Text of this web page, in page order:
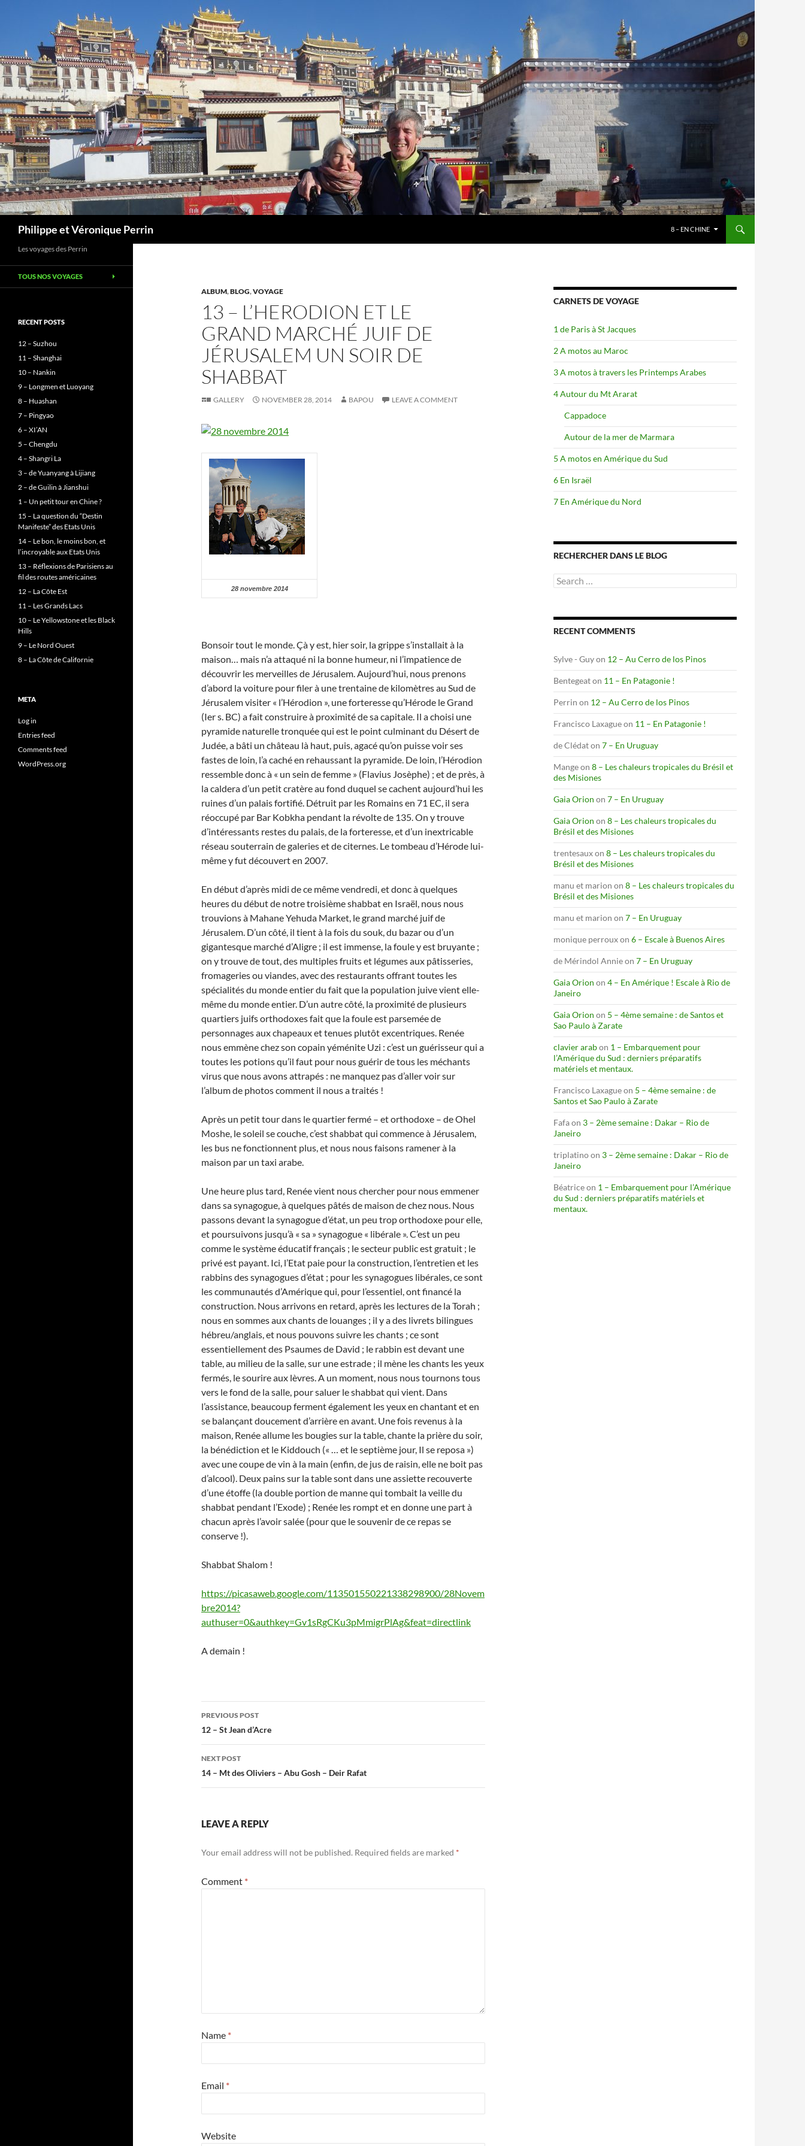
Philippe et Véronique Perrin 8 – EN CHINE
ALBUM,BLOG,VOYAGE
13 – L’HERODION ET LE
GRAND MARCHÉ JUIF DE
JÉRUSALEM UN SOIR DE
SHABBAT
GALLERY NOVEMBER 28, 2014 BAPOU LEAVE A COMMENT
28 novembre 2014
Bonsoir tout le monde. Çà y est, hier soir, la grippe s’installait à la
maison… mais n’a attaqué ni la bonne humeur, ni l’impatience de
découvrir les merveilles de Jérusalem. Aujourd’hui, nous prenons
d’abord la voiture pour filer à une trentaine de kilomètres au Sud de
Jérusalem visiter « l’Hérodion », une forteresse qu’Hérode le Grand
(Ier s. BC) a fait construire à proximité de sa capitale. Il a choisi une
pyramide naturelle tronquée qui est le point culminant du Désert de
Judée, a bâti un château là haut, puis, agacé qu’on puisse voir ses
fastes de loin, l’a caché en rehaussant la pyramide. De loin, l’Hérodion
ressemble donc à « un sein de femme » (Flavius Josèphe) ; et de près, à
la caldera d’un petit cratère au fond duquel se cachent aujourd’hui les
ruines d’un palais fortifié. Détruit par les Romains en 71 EC, il sera
réoccupé par Bar Kobkha pendant la révolte de 135. On y trouve
d’intéressants restes du palais, de la forteresse, et d’un inextricable
réseau souterrain de galeries et de citernes. Le tombeau d’Hérode lui-
même y fut découvert en 2007.
En début d’après midi de ce même vendredi, et donc à quelques
heures du début de notre troisième shabbat en Israël, nous nous
trouvions à Mahane Yehuda Market, le grand marché juif de
Jérusalem. D’un côté, il tient à la fois du souk, du bazar ou d’un
gigantesque marché d’Aligre ; il est immense, la foule y est bruyante ;
on y trouve de tout, des multiples fruits et légumes aux pâtisseries,
fromageries ou viandes, avec des restaurants offrant toutes les
spécialités du monde entier du fait que la population juive vient elle-
même du monde entier. D’un autre côté, la proximité de plusieurs
quartiers juifs orthodoxes fait que la foule est parsemée de
personnages aux chapeaux et tenues plutôt excentriques. Renée
nous emmène chez son copain yéménite Uzi : c’est un guérisseur qui a
toutes les potions qu’il faut pour nous guérir de tous les méchants
virus que nous avons attrapés : ne manquez pas d’aller voir sur
l’album de photos comment il nous a traités !
Après un petit tour dans le quartier fermé – et orthodoxe – de Ohel
Moshe, le soleil se couche, c’est shabbat qui commence à Jérusalem,
les bus ne fonctionnent plus, et nous nous faisons ramener à la
maison par un taxi arabe.
Une heure plus tard, Renée vient nous chercher pour nous emmener
dans sa synagogue, à quelques pâtés de maison de chez nous. Nous
passons devant la synagogue d’état, un peu trop orthodoxe pour elle,
et poursuivons jusqu’à « sa » synagogue « libérale ». C’est un peu
comme le système éducatif français ; le secteur public est gratuit ; le
privé est payant. Ici, l’Etat paie pour la construction, l’entretien et les
rabbins des synagogues d’état ; pour les synagogues libérales, ce sont
les communautés d’Amérique qui, pour l’essentiel, ont financé la
construction. Nous arrivons en retard, après les lectures de la Torah ;
nous en sommes aux chants de louanges ; il y a des livrets bilingues
hébreu/anglais, et nous pouvons suivre les chants ; ce sont
essentiellement des Psaumes de David ; le rabbin est devant une
table, au milieu de la salle, sur une estrade ; il mène les chants les yeux
fermés, le sourire aux lèvres. A un moment, nous nous tournons tous
vers le fond de la salle, pour saluer le shabbat qui vient. Dans
l’assistance, beaucoup ferment également les yeux en chantant et en
se balançant doucement d’arrière en avant. Une fois revenus à la
maison, Renée allume les bougies sur la table, chante la prière du soir,
la bénédiction et le Kiddouch (« … et le septième jour, Il se reposa »)
avec une coupe de vin à la main (enfin, de jus de raisin, elle ne boit pas
d’alcool). Deux pains sur la table sont dans une assiette recouverte
d’une étoffe (la double portion de manne qui tombait la veille du
shabbat pendant l’Exode) ; Renée les rompt et en donne une part à
chacun après l’avoir salée (pour que le souvenir de ce repas se
conserve !).
Shabbat Shalom !
https://picasaweb.google.com/113501550221338298900/28Novem
bre2014?
authuser=0&authkey=Gv1sRgCKu3pMmigrPlAg&feat=directlink
A demain !
Post
navigation
PREVIOUS POST
12 – St Jean d’Acre
NEXT POST
14 – Mt des Oliviers – Abu Gosh – Deir Rafat
LEAVE A REPLY
Your email address will not be published. Required fields are marked *
Comment *
Name *
Email *
Website
CARNETS DE VOYAGE
1 de Paris à St Jacques
2 A motos au Maroc
3 A motos à travers les Printemps Arabes
4 Autour du Mt Ararat
Cappadoce
Autour de la mer de Marmara
5 A motos en Amérique du Sud
6 En Israël
7 En Amérique du Nord
RECHERCHER DANS LE BLOG
Search
for:
RECENT COMMENTS
Sylve - Guyon 12 – Au Cerro de los Pinos
Bentegeaton 11 – En Patagonie !
Perrin on 12 – Au Cerro de los Pinos
Francisco Laxagueon 11 – En Patagonie !
de Clédaton 7 – En Uruguay
Mangeon 8 – Les chaleurs tropicales du Brésil et
des Misiones
Gaia Orion on 7 – En Uruguay
Gaia Orion on 8 – Les chaleurs tropicales du
Brésil et des Misiones
trentesauxon 8 – Les chaleurs tropicales du
Brésil et des Misiones
manu et marion on 8 – Les chaleurs tropicales du
Brésil et des Misiones
manu et marion on 7 – En Uruguay
monique perrouxon 6 – Escale à Buenos Aires
de Mérindol Annieon 7 – En Uruguay
Gaia Orion on 4 – En Amérique ! Escale à Rio de
Janeiro
Gaia Orion on 5 – 4ème semaine : de Santos et
Sao Paulo à Zarate
clavier arabon 1 – Embarquement pour
l’Amérique du Sud : derniers préparatifs
matériels et mentaux.
Francisco Laxagueon 5 – 4ème semaine : de
Santos et Sao Paulo à Zarate
Fafaon 3 – 2ème semaine : Dakar – Rio de
Janeiro
triplatinoon 3 – 2ème semaine : Dakar – Rio de
Janeiro
Béatriceon 1 – Embarquement pour l’Amérique
du Sud : derniers préparatifs matériels et
mentaux.
Les voyages des Perrin
TOUS NOS VOYAGES
RECENT POSTS
12 – Suzhou
11 – Shanghai
10 – Nankin
9 – Longmen et Luoyang
8 – Huashan
7 – Pingyao
6 – XI’AN
5 – Chengdu
4 – Shangri La
3 – de Yuanyang à Lijiang
2 – de Guilin à Jianshui
1 – Un petit tour en Chine ?
15 – La question du “Destin
Manifeste” des Etats Unis
14 – Le bon, le moins bon, et
l’incroyable aux Etats Unis
13 – Réflexions de Parisiens au
fil des routes américaines
12 – La Côte Est
11 – Les Grands Lacs
10 – Le Yellowstone et les Black
Hills
9 – Le Nord Ouest
8 – La Côte de Californie
META
Log in
Entries feed
Comments feed
WordPress.org